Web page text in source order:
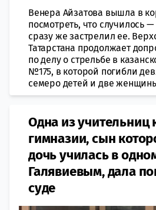
Венера Айзатова вышла в
посмотреть, что случилось
сразу же застрелил ее.
Татарстана продолжает
по делу о стрельбе в
№175, в которой погибли
семеро детей и две
Одна из учительниц
гимназии, сын
дочь училась в
Галявиевым, дала
суде​